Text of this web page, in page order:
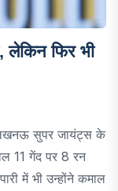
लेकिन फिर भी
सुपर जायंट्स के
11 गेंद पर 8 रन
में भी उन्होंने कमाल